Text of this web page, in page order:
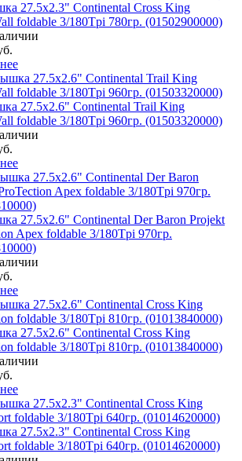
27.5x2.3" Continental Cross King
foldable 3/180Tpi 780гр. (01502900000)
27.5x2.6" Continental Trail King
foldable 3/180Tpi 960гр. (01503320000)
27.5x2.6" Continental Der Baron Projekt
Apex foldable 3/180Tpi 970гр.
27.5x2.6" Continental Cross King
foldable 3/180Tpi 810гр. (01013840000)
27.5x2.3" Continental Cross King
foldable 3/180Tpi 640гр. (01014620000)